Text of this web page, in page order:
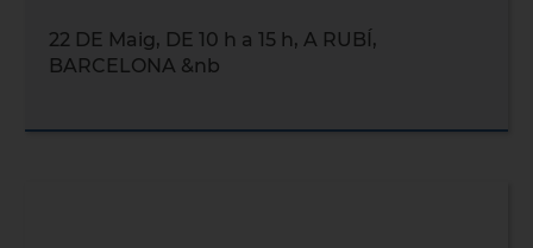
22 DE Maig, DE 10 h a 15 h, A RUBÍ,
BARCELONA &nb